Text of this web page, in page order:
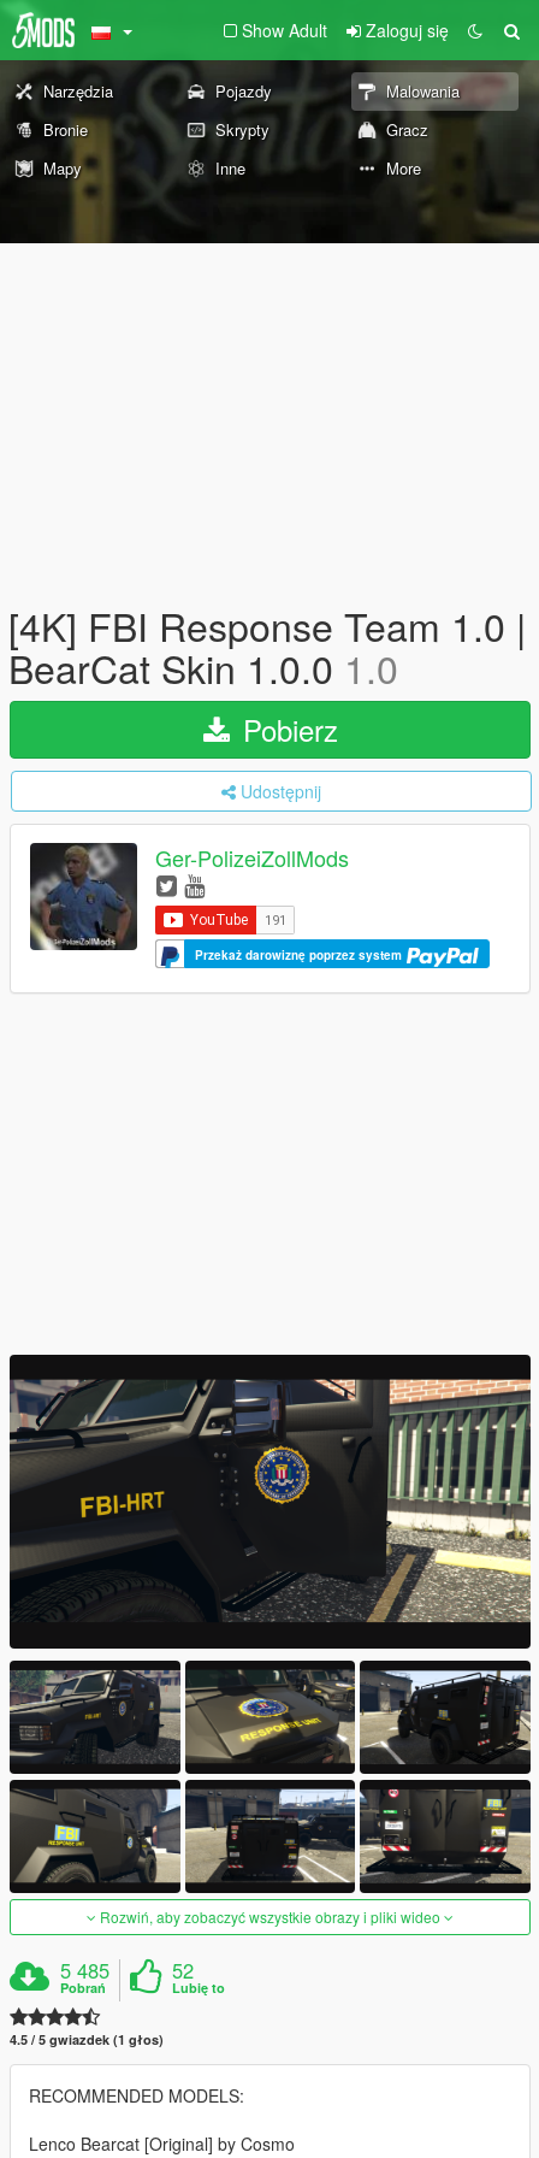
Show Adult Zaloguj się
Narzędzia Pojazdy
Malowania
Bronie
Skrypty
Gracz
Mapy
Inne More
[4K] FBI Response Team 1.0 |
BearCat Skin 1.0.0 1.0
Pobierz
Udostępnij
Ger-PolizeiZollMods
Przekaż darowiznę poprzez system
Rozwiń, aby zobaczyć wszystkie obrazy i pliki wideo
5 485
Pobrań
52
Lubię to
4.5 / 5 gwiazdek (1 głos)
RECOMMENDED MODELS:
Lenco Bearcat [Original] by Cosmo